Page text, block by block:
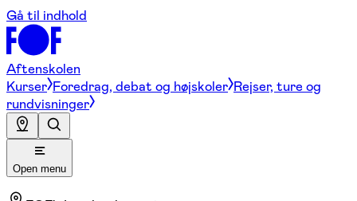
Gå til indhold
Aftenskolen
Kurser Foredrag, debat og højskoler Rejser, ture og
rundvisninger
Open menu